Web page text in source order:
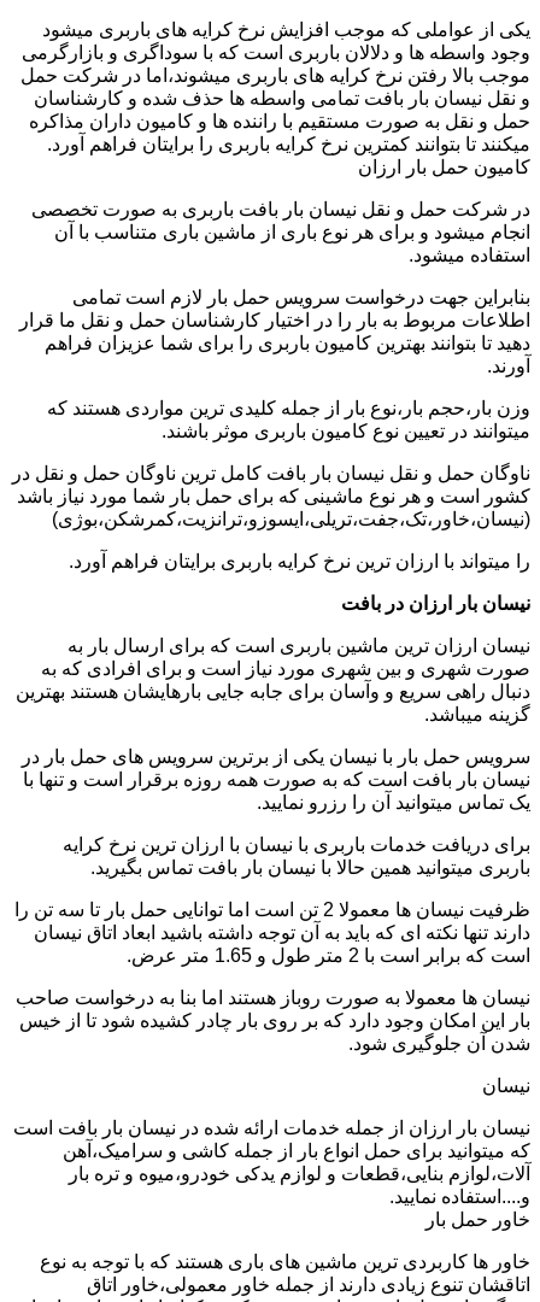
یکی از عواملی که موجب افزایش نرخ کرایه های باربری میشود
وجود واسطه ها و دلالان باربری است که با سوداگری و بازارگرمی
موجب بالا رفتن نرخ کرایه های باربری میشوند،اما در شرکت حمل
و نقل نیسان بار بافت تمامی واسطه ها حذف شده و کارشناسان
حمل و نقل به صورت مستقیم با راننده ها و کامیون داران مذاکره
میکنند تا بتوانند کمترین نرخ کرایه باربری را برایتان فراهم آورد.
کامیون حمل بار ارزان
در شرکت حمل و نقل نیسان بار بافت باربری به صورت تخصصی
انجام میشود و برای هر نوع باری از ماشین باری متناسب با آن
استفاده میشود.
بنابراین جهت درخواست سرویس حمل بار لازم است تمامی
اطلاعات مربوط به بار را در اختیار کارشناسان حمل و نقل ما قرار
دهید تا بتوانند بهترین کامیون باربری را برای شما عزیزان فراهم
آورند.
وزن بار،حجم بار،نوع بار از جمله کلیدی ترین مواردی هستند که
میتوانند در تعیین نوع کامیون باربری موثر باشند.
ناوگان حمل و نقل نیسان بار بافت کامل ترین ناوگان حمل و نقل در
کشور است و هر نوع ماشینی که برای حمل بار شما مورد نیاز باشد
(نیسان،خاور،تک،جفت،تریلی،ایسوزو،ترانزیت،کمرشکن،بوژی)
را میتواند با ارزان ترین نرخ کرایه باربری برایتان فراهم آورد.
نیسان بار ارزان در بافت
نیسان ارزان ترین ماشین باربری است که برای ارسال بار به
صورت شهری و بین شهری مورد نیاز است و برای افرادی که به
دنبال راهی سریع و وآسان برای جابه جایی بارهایشان هستند بهترین
گزینه میباشد.
سرویس حمل بار با نیسان یکی از برترین سرویس های حمل بار در
نیسان بار بافت است که به صورت همه روزه برقرار است و تنها با
یک تماس میتوانید آن را رزرو نمایید.
برای دریافت خدمات باربری با نیسان با ارزان ترین نرخ کرایه
باربری میتوانید همین حالا با نیسان بار بافت تماس بگیرید.
ظرفیت نیسان ها معمولا 2 تن است اما توانایی حمل بار تا سه تن را
دارند تنها نکته ای که باید به آن توجه داشته باشید ابعاد اتاق نیسان
است که برابر است با 2 متر طول و 1.65 متر عرض.
نیسان ها معمولا به صورت روباز هستند اما بنا به درخواست صاحب
بار این امکان وجود دارد که بر روی بار چادر کشیده شود تا از خیس
شدن آن جلوگیری شود.
نیسان
نیسان بار ارزان از جمله خدمات ارائه شده در نیسان بار بافت است
که میتوانید برای حمل انواع بار از جمله کاشی و سرامیک،آهن
آلات،لوازم بنایی،قطعات و لوازم یدکی خودرو،میوه و تره بار
و....استفاده نمایید.
خاور حمل بار
خاور ها کاربردی ترین ماشین های باری هستند که با توجه به نوع
اتاقشان تنوع زیادی دارند از جمله خاور معمولی،خاور اتاق